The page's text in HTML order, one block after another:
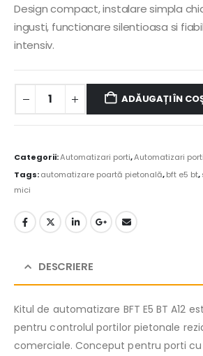
Design compact, instalare simpla
ingusti, functionare silentioasa si
intensiv.
ADĂUGAȚI ÎN
Alternative:
Categorii:Automatizari porti,Automatizari porti
Tags:automatizare poartă pietonală,bft e5 bt,
mici
DESCRIERE
Kitul de automatizare BFT E5 BT A12
pentru controlul portilor pietonale
comerciale. Conceput pentru porti